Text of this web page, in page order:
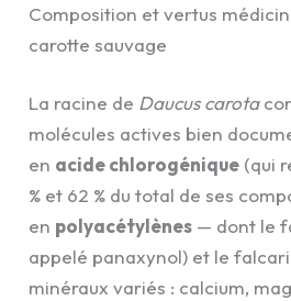
Composition et vertus
carotte sauvage
La racine de Daucus carota
molécules actives bien
en acide chlorogénique (qui
% et 62 % du total de ses
en polyacétylènes — dont le
appelé panaxynol) et le
minéraux variés : calcium,